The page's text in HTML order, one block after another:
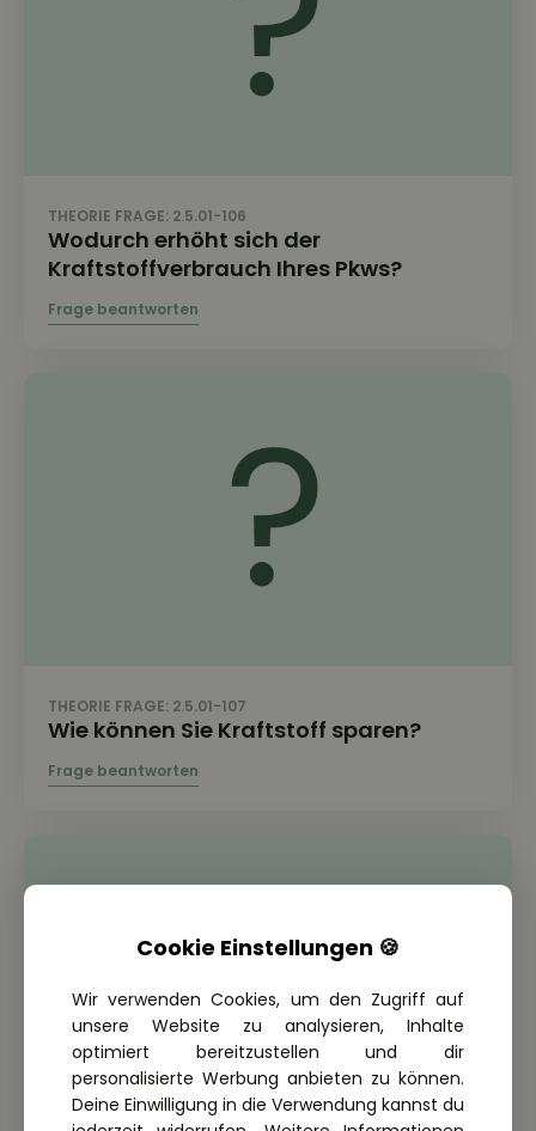
THEORIE FRAGE: 2.5.01-106
Wodurch erhöht sich der
Kraftstoffverbrauch Ihres Pkws?
THEORIE FRAGE: 2.5.01-107
Wie können Sie Kraftstoff sparen?
Cookie Einstellungen 🍪
Wir verwenden Cookies, um den Zugriff auf
unsere Website zu analysieren, Inhalte
optimiert bereitzustellen und dir
personalisierte Werbung anbieten zu können.
Deine Einwilligung in die Verwendung kannst du